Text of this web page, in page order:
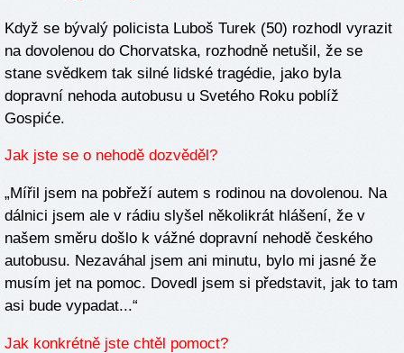
Když se bývalý policista Luboš Turek (50) rozhodl vyrazit
na dovolenou do Chorvatska, rozhodně netušil, že se
stane svědkem tak silné lidské tragédie, jako byla
dopravní nehoda autobusu u Svetého Roku poblíž
Gospiće.
Jak jste se o nehodě dozvěděl?
„Mířil jsem na pobřeží autem s rodinou na dovolenou. Na
dálnici jsem ale v rádiu slyšel několikrát hlášení, že v
našem směru došlo k vážné dopravní nehodě českého
autobusu. Nezaváhal jsem ani minutu, bylo mi jasné že
musím jet na pomoc. Dovedl jsem si představit, jak to tam
asi bude vypadat...“
Jak konkrétně jste chtěl pomoct?